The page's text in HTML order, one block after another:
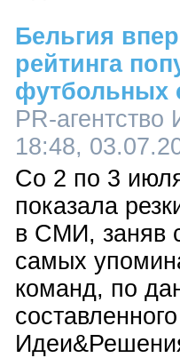
Бельгия
рейтинга
футбольных
PR-
18:48,
Со 2 по 3
показала
в СМИ, заняв
самых
команд, по